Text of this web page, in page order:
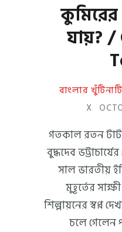
কুমিরের
যায়?
বাংলার
X
গতকাল রতন
বুদ্ধদেব
সাল ভারতীয়
মুহূর্তের
শিল্পায়নের স্বপ্ন
চলে গেলেন